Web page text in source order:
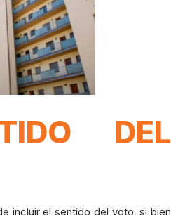
DEL
incluir el sentido del voto, si bien